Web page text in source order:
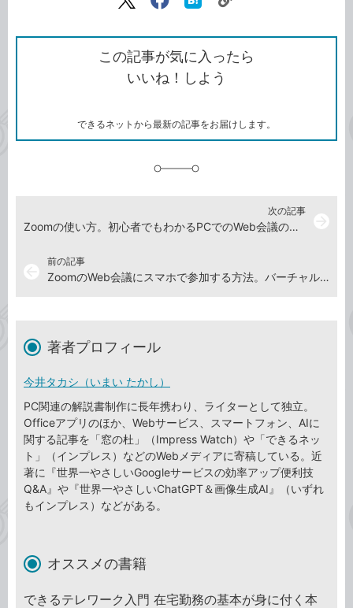
X（旧
で
シ
ェ
ア
Facebook
シ
ェ
ア
な
ブ
ッ
ク
ク
ク
を
コ
この記事が気に入ったら
いいね！しよう
できるネットから最新の記事をお届けします。
前の記事
ZoomのWeb会議にスマホで参加する方法。バーチャル背景も使える！
次の記事
Zoomの使い方。初心者でもわかるPCでのWeb会議の開催・参加方法
著者プロフィール
今井タカシ（いまい たかし）
PC関連の解説書制作に長年携わり、ライターとして独立。
Officeアプリのほか、Webサービス、スマートフォン、AIに
関する記事を「窓の杜」（Impress Watch）や「できるネッ
ト」（インプレス）などのWebメディアに寄稿している。近
著に『世界一やさしいGoogleサービスの効率アップ便利技
Q&A』や『世界一やさしいChatGPT＆画像生成AI』（いずれ
もインプレス）などがある。
オススメの書籍
できるテレワーク入門 在宅勤務の基本が身に付く本